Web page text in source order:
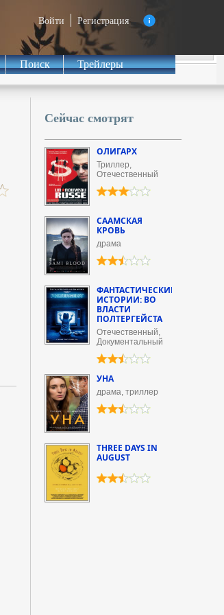
Войти Регистрация
Поиск Трейлеры
Сейчас смотрят
ОЛИГАРХ
Триллер,
Отечественный
СААМСКАЯ
КРОВЬ
драма
ФАНТАСТИЧЕСКИЕ
ИСТОРИИ: ВО
ВЛАСТИ
ПОЛТЕРГЕЙСТА
Отечественный,
Документальный
УНА
драма, триллер
THREE DAYS IN
AUGUST